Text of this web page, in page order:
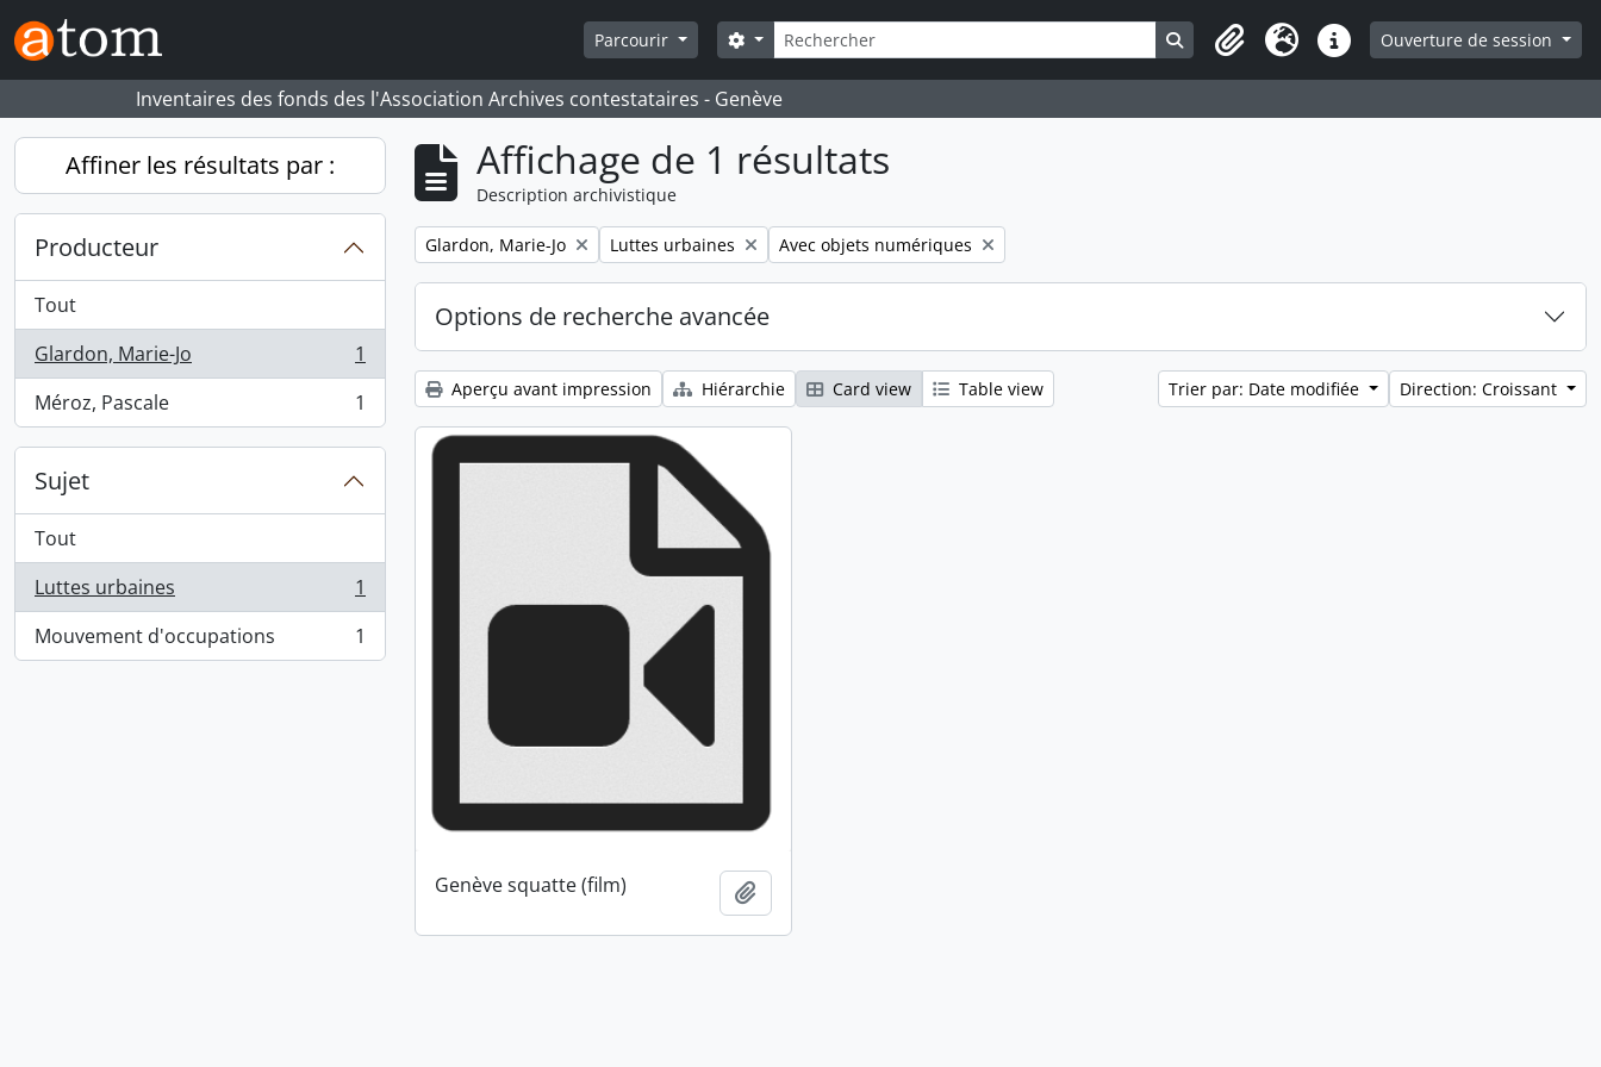
Skip to main content
Parcourir
Rechercher
Search options Search in browse page
Presse-papier
LangueLiens rapidesOuverture de session
Inventaires des fonds des l'Association Archives contestataires - Genève
Affiner les résultats par :
Producteur
Tout
Glardon, Marie-Jo
, 1 résultats
1
Méroz, Pascale
, 1 résultats 1
Sujet
Tout
Luttes urbaines
, 1 résultats
1
Mouvement d'occupations
, 1 résultats 1
Affichage de 1 résultats
Description archivistique
Remove filter:
Glardon, Marie-Jo Remove filter:
Luttes urbaines Remove filter:
Avec objets numériques
Options de recherche avancée
Aperçu avant impression Hiérarchie Card view Table view Trier par: Date modifiée Direction: Croissant
Genève squatte (film)